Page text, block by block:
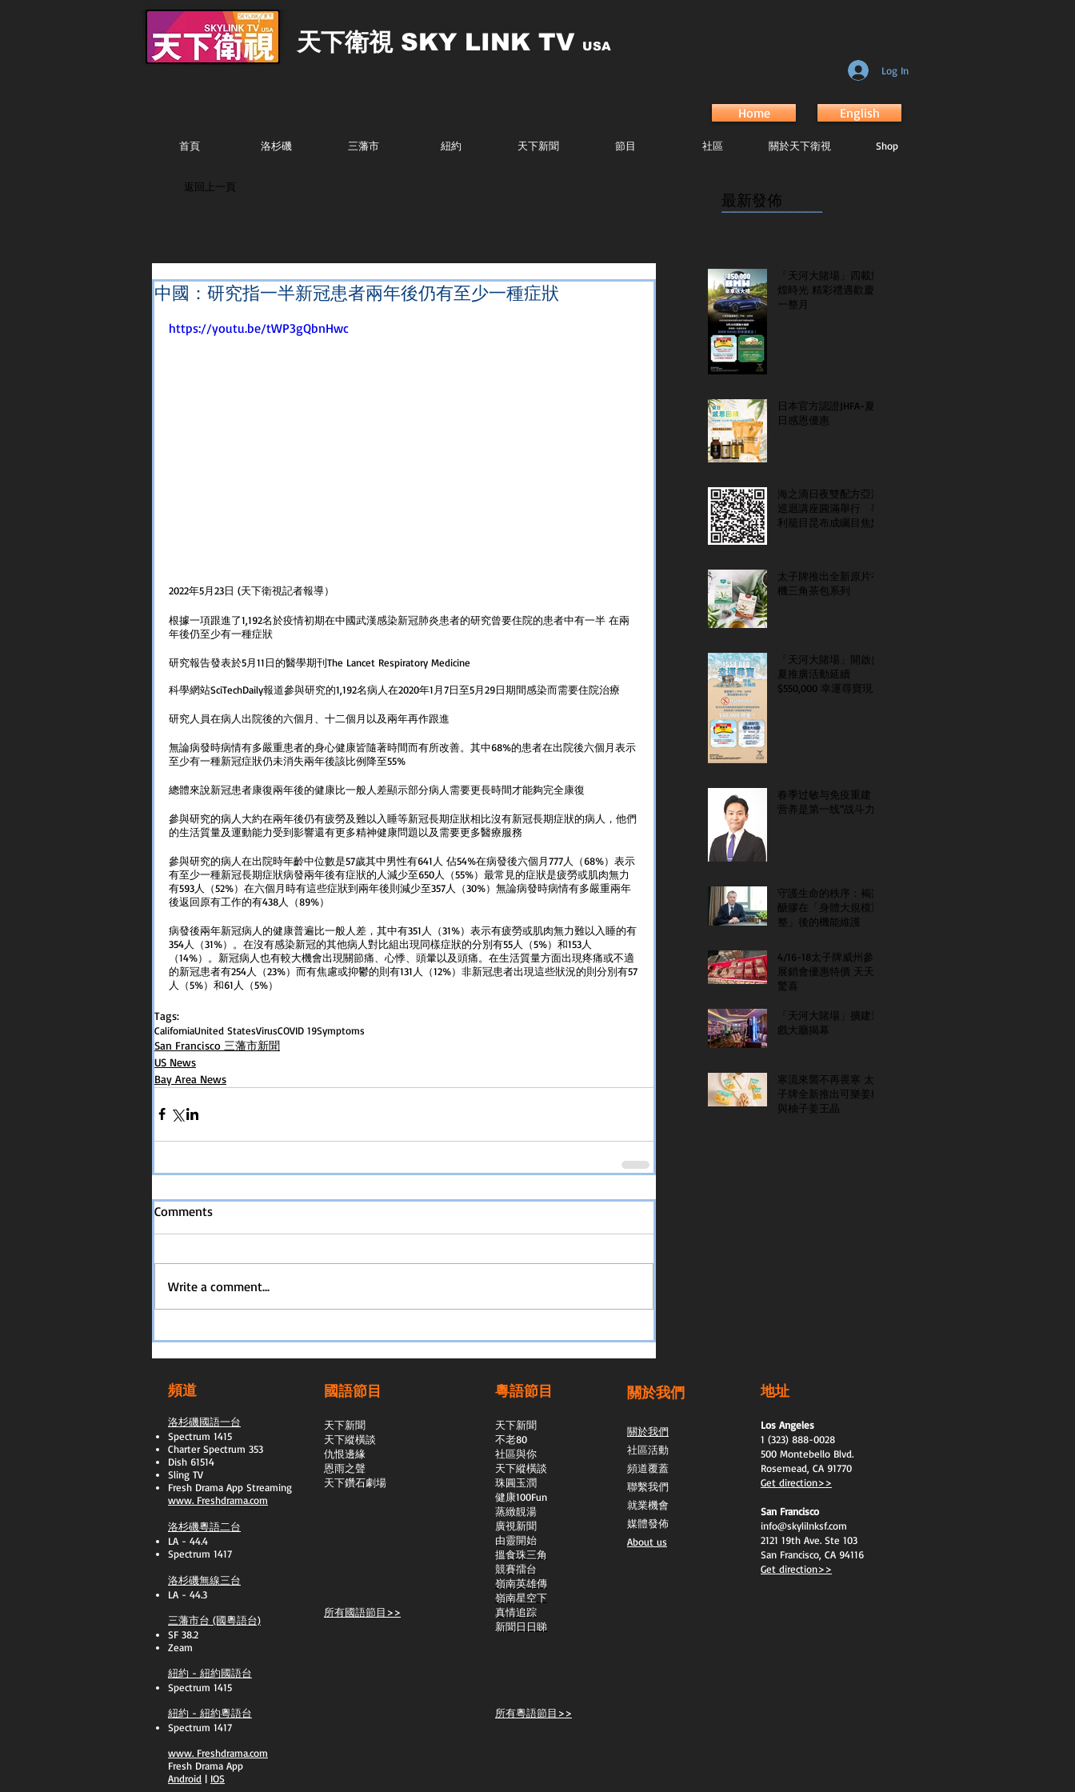
天下衛視SKY LINK TV USA
Log In
Home English
首頁 洛杉磯 三藩市 紐約 天下新聞 節目 社區 關於天下衛視 Shop
返回上一頁
中國：研究指一半新冠患者兩年後仍有至少一種症狀
https://youtu.be/tWP3gQbnHwc
2022年5月23日 (天下衛視記者報導）
根據一項跟進了1,192名於疫情初期在中國武漢感染新冠肺炎患者的研究曾要住院的患者中有一半 在兩
年後仍至少有一種症狀
研究報告發表於5月11日的醫學期刊The Lancet Respiratory Medicine
科學網站SciTechDaily報道參與研究的1,192名病人在2020年1月7日至5月29日期間感染而需要住院治療
研究人員在病人出院後的六個月、十二個月以及兩年再作跟進
無論病發時病情有多嚴重患者的身心健康皆隨著時間而有所改善。其中68%的患者在出院後六個月表示
至少有一種新冠症狀仍未消失兩年後該比例降至55%
總體來說新冠患者康復兩年後的健康比一般人差顯示部分病人需要更長時間才能夠完全康復
參與研究的病人大約在兩年後仍有疲勞及難以入睡等新冠長期症狀相比沒有新冠長期症狀的病人，他們
的生活質量及運動能力受到影響還有更多精神健康問題以及需要更多醫療服務
參與研究的病人在出院時年齡中位數是57歲其中男性有641人 佔54%在病發後六個月777人（68%）表示
有至少一種新冠長期症狀病發兩年後有症狀的人減少至650人（55%）最常見的症狀是疲勞或肌肉無力
有593人（52%）在六個月時有這些症狀到兩年後則減少至357人（30%）無論病發時病情有多嚴重兩年
後返回原有工作的有438人（89%）
病發後兩年新冠病人的健康普遍比一般人差，其中有351人（31%）表示有疲勞或肌肉無力難以入睡的有
354人（31%）。在沒有感染新冠的其他病人對比組出現同樣症狀的分別有55人（5%）和153人
（14%）。新冠病人也有較大機會出現關節痛、心悸、頭暈以及頭痛。在生活質量方面出現疼痛或不適
的新冠患者有254人（23%）而有焦慮或抑鬱的則有131人（12%）非新冠患者出現這些狀況的則分別有57
人（5%）和61人（5%）
Tags:
CaliforniaUnited StatesVirusCOVID 19Symptoms
San Francisco 三藩市新聞
US News
Bay Area News
Comments
Write a comment...
最新發佈
...............................................................
「天河大賭場」四載輝
煌時光 精彩禮遇歡慶
一整月
日本官方認證JHFA-夏
日感恩優惠
海之滴日夜雙配方亞洲
巡迴講座圓滿舉行 專
利籠目昆布成矚目焦點
太子牌推出全新原片有
機三角茶包系列
「天河大賭場」開啟盛
夏推廣活動延續
$550,000 幸運尋寶現金
春季过敏与免疫重建：
营养是第一线“战斗力”
守護生命的秩序：褐藻
醣膠在「身體大規模重
整」後的機能維護
4/16-18太子牌威州參
展銷會優惠特價 天天
驚喜
「天河大賭場」擴建遊
戲大廳揭幕
寒流來襲不再畏寒 太
子牌全新推出可樂姜糖
與柚子姜王晶
頻道
洛杉磯國語一台
Spectrum 1415
Charter Spectrum 353
Dish 61514
Sling TV
​Fresh Drama App Streaming
www. Freshdrama.com
洛杉磯粵語二台
LA - 44.4
Spectrum 1417
洛杉磯無線三台
LA - 44.3
三藩市台 (國粵語台)
SF 38.2
Zeam
紐約 - 紐約國語台
Spectrum 1415
紐約 - 紐約粵語台
Spectrum 1417
​www. Freshdrama.com
Fresh Drama App
​Android | IOS
國語節目
天下新聞
天下縱橫談
​仇恨邊緣
恩雨之聲
天下鑽石劇場
所有國語節目>>
粵語節目
天下新聞
不老80
社區與你
天下縱橫談
​珠圓玉潤
​健康100Fun
蒸緻靚湯
​廣視新聞
由靈開始
搵食珠三角
競賽擂台
嶺南英雄傳
嶺南星空下
真情追踪
新聞日日睇
所有粵語節目>>
關於我們
關於我們
社區活動
頻道覆蓋
聯繫我們
就業機會
媒體發佈
About us
地址
Los Angeles
1 (323) 888-0028
500 Montebello Blvd.
Rosemead, CA 91770
Get direction>>
San Francisco
info@skylilnksf.com
2121 19th Ave. Ste 103
San Francisco, CA 94116
Get direction>>